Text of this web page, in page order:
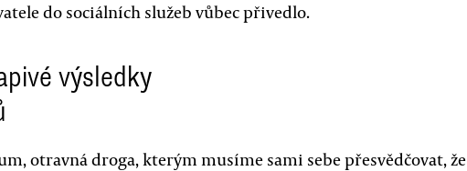
do sociálních služeb vůbec přivedlo.
výsledky
otravná droga, kterým musíme sami sebe přesvědčovat, že